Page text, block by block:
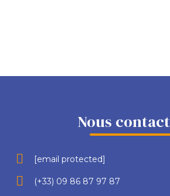
Nous
[email protected]
(+33) 09 86 87 97 87